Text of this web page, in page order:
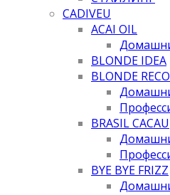
CADIVEU
ACAI OIL
BLONDE IDEA
BLONDE
BRASIL CACAU
BYE BYE FRIZZ